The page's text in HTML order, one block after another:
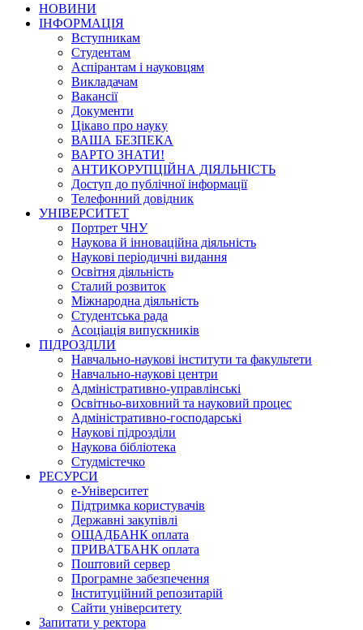
НОВИНИ
ІНФОРМАЦІЯ
Вступникам
Студентам
Аспірантам і науковцям
Викладачам
Вакансії
Документи
Цікаво про науку
ВАША БЕЗПЕКА
ВАРТО ЗНАТИ!
АНТИКОРУПЦІЙНА ДІЯЛЬНІСТЬ
Доступ до публічної інформації
Телефонний довідник
УНІВЕРСИТЕТ
Портрет ЧНУ
Наукова й інноваційна діяльність
Наукові періодичні видання
Освітня діяльність
Сталий розвиток
Міжнародна діяльність
Студентська рада
Асоціація випускників
ПІДРОЗДІЛИ
Навчально-наукові інститути та факультети
Навчально-наукові центри
Адміністративно-управлінські
Освітньо-виховний та науковий процес
Адміністративно-господарські
Наукові підрозділи
Наукова бібліотека
Студмістечко
РЕСУРСИ
е-Університет
Підтримка користувачів
Державні закупівлі
ОЩАДБАНК оплата
ПРИВАТБАНК оплата
Поштовий сервер
Програмне забезпечення
Інституційний репозитарій
Сайти університету
Запитати у ректора